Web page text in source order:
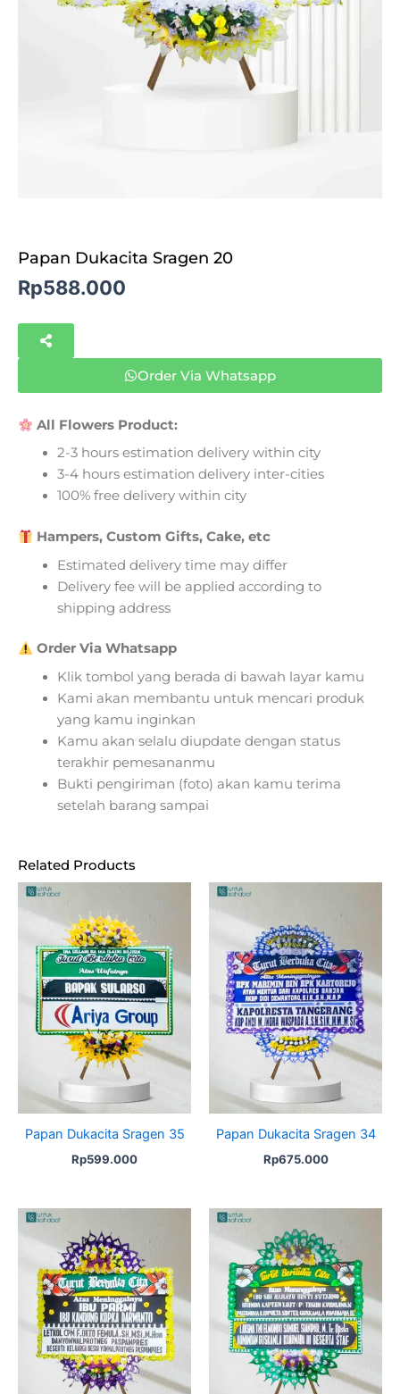
Papan Dukacita Sragen 20
Rp588.000
Order Via Whatsapp
All Flowers Product:
2-3 hours estimation delivery within city
3-4 hours estimation delivery inter-cities
100% free delivery within city
Hampers, Custom Gifts, Cake, etc
Estimated delivery time may differ
Delivery fee will be applied according to
shipping address
Order Via Whatsapp
Klik tombol yang berada di bawah layar kamu
Kami akan membantu untuk mencari produk
yang kamu inginkan
Kamu akan selalu diupdate dengan status
terakhir pemesananmu
Bukti pengiriman (foto) akan kamu terima
setelah barang sampai
Related Products
Papan Dukacita Sragen 35
Rp599.000
Papan Dukacita Sragen 34
Rp675.000